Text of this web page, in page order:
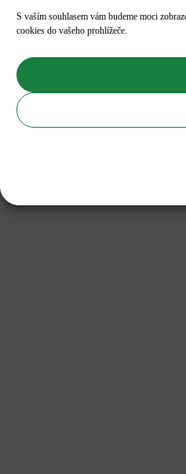
S vaším souhlasem vám budeme moci
cookies do vašeho prohlížeče.